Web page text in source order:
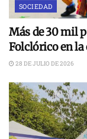
SOCIEDAD
Más de 30 mil
Folclórico en la
28 DE JULIO DE 2026